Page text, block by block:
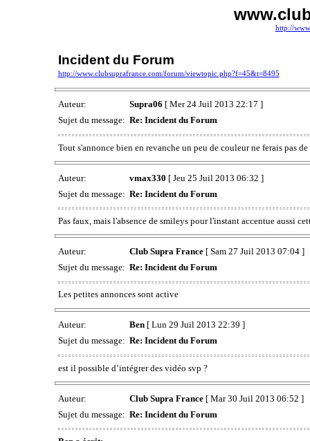
http://
Incident du Forum
http://www.clubsuprafrance.com/forum/viewtopic.php?f=45&t=8495
Auteur: Supra06 [ Mer 24 Juil 2013 22:17 ]
Sujet du message: Re: Incident du Forum
Tout s'annonce bien en revanche un peu de couleur ne ferais pas
Auteur: vmax330 [ Jeu 25 Juil 2013 06:32 ]
Sujet du message: Re: Incident du Forum
Pas faux, mais l'absence de smileys pour l'instant accentue aussi
Auteur: Club Supra France[ Sam 27 Juil 2013 07:04 ]
Sujet du message: Re: Incident du Forum
Les petites annonces sont active
Auteur: Ben[ Lun 29 Juil 2013 22:39 ]
Sujet du message: Re: Incident du Forum
est il possible d’intégrer des vidéo svp ?
Auteur: Club Supra France[ Mar 30 Juil 2013 06:52 ]
Sujet du message: Re: Incident du Forum